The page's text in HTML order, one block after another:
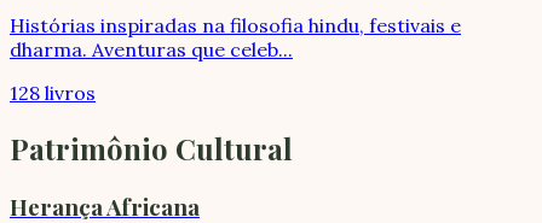
Histórias inspiradas na filosofia hindu, festivais e
dharma. Aventuras que celeb...
128 livros
Patrimônio Cultural
Herança Africana